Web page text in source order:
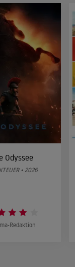
Odyssee
• 2026
Redaktion